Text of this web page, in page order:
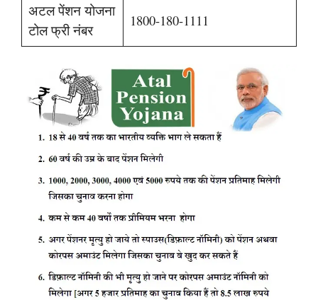
अटल पेंशन योजना
टोल फ्री नंबर
1800-180-1111